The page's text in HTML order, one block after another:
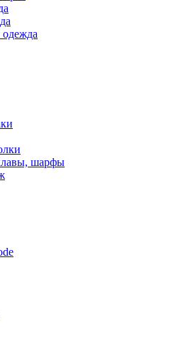
шарфы